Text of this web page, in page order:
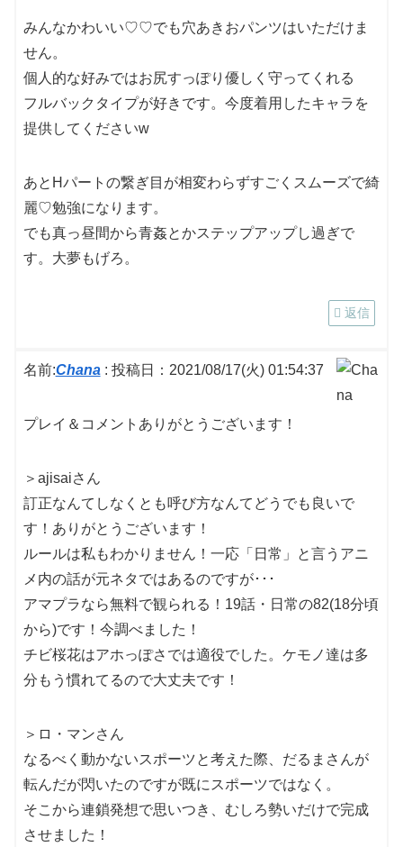
みんなかわいい♡♡でも穴あきおパンツはいただけま
せん。
個人的な好みではお尻すっぽり優しく守ってくれる
フルバックタイプが好きです。今度着用したキャラを
提供してくださいw
あとHパートの繋ぎ目が相変わらずすごくスムーズで綺
麗♡勉強になります。
でも真っ昼間から青姦とかステップアップし過ぎで
す。大夢もげろ。
返信
名前:Chana: 投稿日：2021/08/17(火) 01:54:37
プレイ＆コメントありがとうございます！
＞ajisaiさん
訂正なんてしなくとも呼び方なんてどうでも良いで
す！ありがとうございます！
ルールは私もわかりません！一応「日常」と言うアニ
メ内の話が元ネタではあるのですが･･･
アマプラなら無料で観られる！19話・日常の82(18分頃
から)です！今調べました！
チビ桜花はアホっぽさでは適役でした。ケモノ達は多
分もう慣れてるので大丈夫です！
＞ロ・マンさん
なるべく動かないスポーツと考えた際、だるまさんが
転んだが閃いたのですが既にスポーツではなく。
そこから連鎖発想で思いつき、むしろ勢いだけで完成
させました！